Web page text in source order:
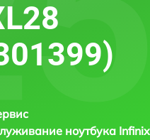
ноутбука